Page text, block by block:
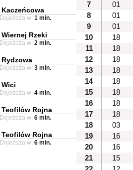
7
01
8
01
9
01
10
18
11
18
12
18
13
18
14
18
15
18
16
18
17
18
18
03
19
16
20
16
21
15
Kaczeńcowa
Dojeżdża w: 1 min.
Wiernej Rzeki
Dojeżdża w: 2 min.
Rydzowa
Dojeżdża w: 3 min.
Wici
Dojeżdża w: 4 min.
Teofilów Rojna
Dojeżdża w: 6 min.
Teofilów Rojna
Dojeżdża w: 6 min.